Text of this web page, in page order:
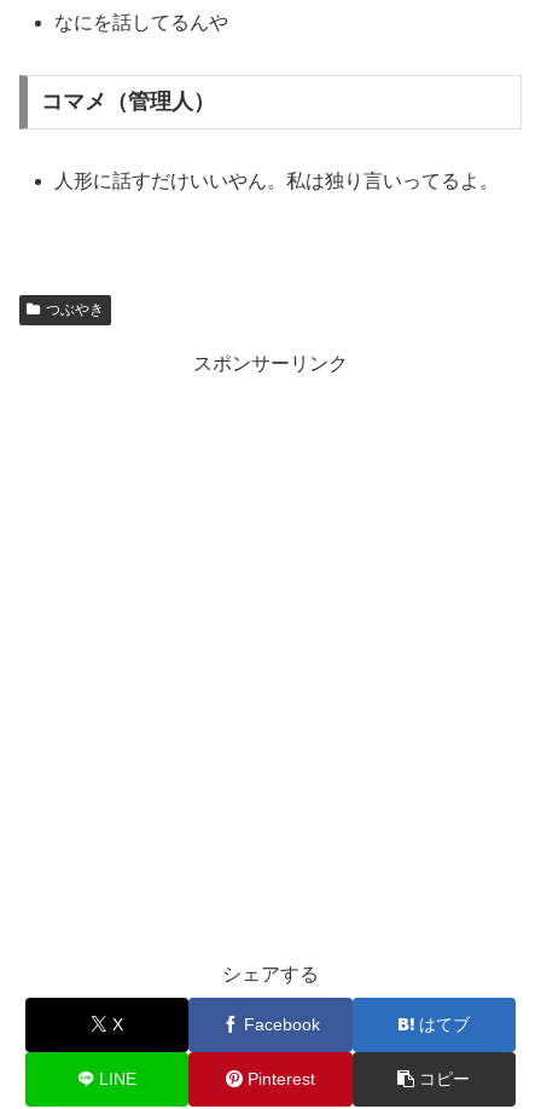
なにを話してるんや
コマメ（管理人）
人形に話すだけいいやん。私は独り言いってるよ。
つぶやき
スポンサーリンク
シェアする
X Facebook はてブ
LINE Pinterest コピー